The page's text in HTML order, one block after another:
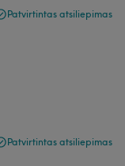
Patvirtintas atsiliepimas
Patvirtintas atsiliepimas